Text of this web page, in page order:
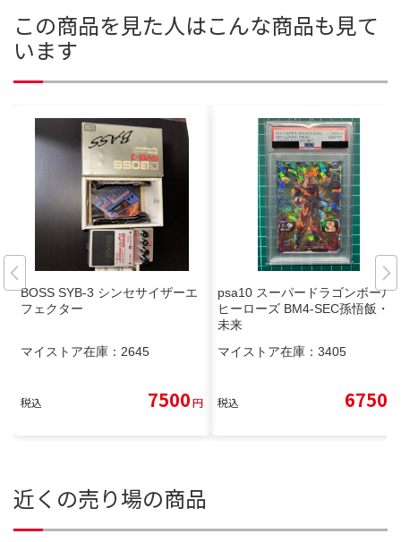
この商品を見た人はこんな商品も見て
います
BOSS SYB-3 シンセサイザーエ
フェクター
マイストア在庫： 2645
税込 7500円
psa10 スーパードラゴンボール
ヒーローズ BM4-SEC孫悟飯・
未来
マイストア在庫： 3405
税込 6750
近くの売り場の商品